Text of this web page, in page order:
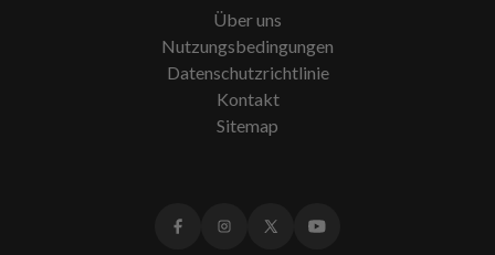
Über uns
Nutzungsbedingungen
Datenschutzrichtlinie
Kontakt
Sitemap